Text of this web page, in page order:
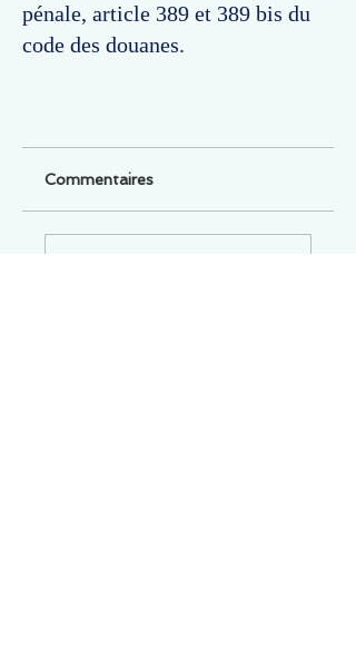
pénale, article 389 et 389 bis du
code des douanes.
Commentaires